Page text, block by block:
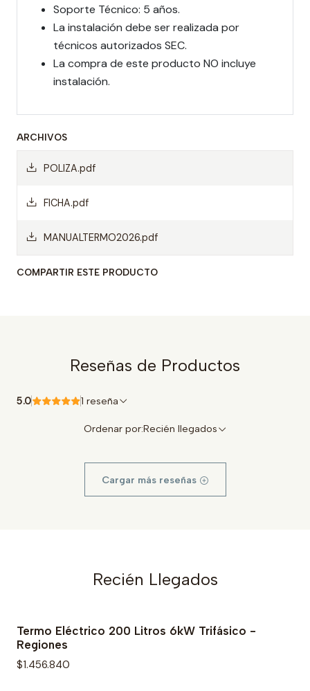
Soporte Técnico: 5 años.
La instalación debe ser realizada por
técnicos autorizados SEC.
La compra de este producto NO incluye
instalación.
ARCHIVOS
POLIZA.pdf
FICHA.pdf
MANUALTERMO2026.pdf
COMPARTIR ESTE PRODUCTO
Reseñas de Productos
5.0 1 reseña
Ordenar por:Recién llegados
Cargar más reseñas
Recién Llegados
Termo Eléctrico 200 Litros 6kW Trifásico -
Regiones
$1.456.840